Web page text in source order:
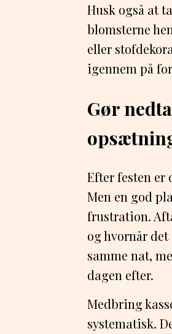
Husk også at
blomsterne
eller
igennem på
Gør
Efter festen er
Men en god
frustration.
og hvornår
samme nat,
dagen efter.
Medbring
systematisk.